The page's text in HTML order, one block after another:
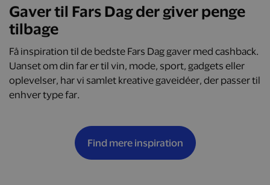
Gaver til Fars Dag der giver penge
tilbage
Få inspiration til de bedste Fars Dag gaver med cashback.
Uanset om din far er til vin, mode, sport, gadgets eller
oplevelser, har vi samlet kreative gaveidéer, der passer til
enhver type far.
Find mere inspiration